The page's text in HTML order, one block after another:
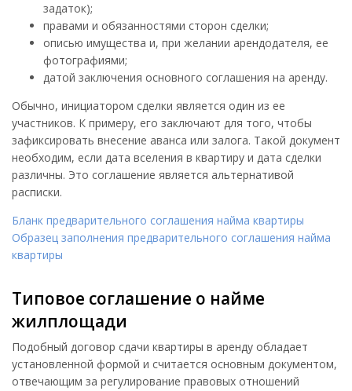
задаток);
правами и обязанностями сторон сделки;
описью имущества и, при желании арендодателя, ее
фотографиями;
датой заключения основного соглашения на аренду.
Обычно, инициатором сделки является один из ее
участников. К примеру, его заключают для того, чтобы
зафиксировать внесение аванса или залога. Такой документ
необходим, если дата вселения в квартиру и дата сделки
различны. Это соглашение является альтернативой
расписки.
Бланк предварительного соглашения найма квартиры
Образец заполнения предварительного соглашения найма
квартиры
Типовое соглашение о найме
жилплощади
Подобный договор сдачи квартиры в аренду обладает
установленной формой и считается основным документом,
отвечающим за регулирование правовых отношений